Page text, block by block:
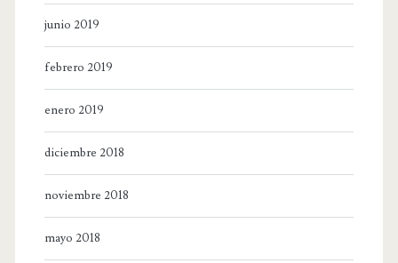
junio 2019
febrero 2019
enero 2019
diciembre 2018
noviembre 2018
mayo 2018